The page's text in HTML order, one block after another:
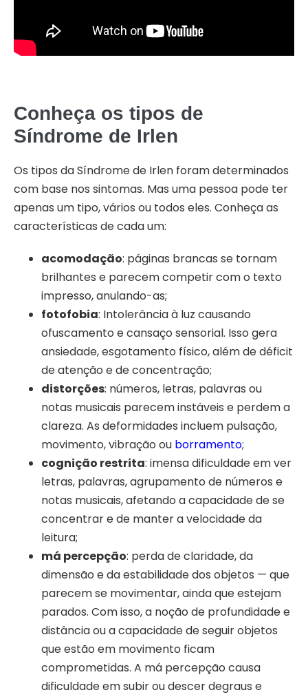
Conheça os tipos de
Síndrome de Irlen
Os tipos da Síndrome de Irlen foram determinados
com base nos sintomas. Mas uma pessoa pode ter
apenas um tipo, vários ou todos eles. Conheça as
características de cada um:
acomodação: páginas brancas se tornam
brilhantes e parecem competir com o texto
impresso, anulando-as;
fotofobia: Intolerância à luz causando
ofuscamento e cansaço sensorial. Isso gera
ansiedade, esgotamento físico, além de déficit
de atenção e de concentração;
distorções: números, letras, palavras ou
notas musicais parecem instáveis e perdem a
clareza. As deformidades incluem pulsação,
movimento, vibração ou borramento;
cognição restrita: imensa dificuldade em ver
letras, palavras, agrupamento de números e
notas musicais, afetando a capacidade de se
concentrar e de manter a velocidade da
leitura;
má percepção: perda de claridade, da
dimensão e da estabilidade dos objetos — que
parecem se movimentar, ainda que estejam
parados. Com isso, a noção de profundidade e
distância ou a capacidade de seguir objetos
que estão em movimento ficam
comprometidas. A má percepção causa
dificuldade em subir ou descer degraus e